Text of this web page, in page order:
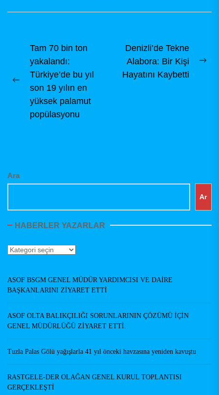
dernek binasında,
Yazı
gezinmesi
Previous
post:
Tam 70 bin ton
yakalandı:
Türkiye’de bu yıl
son 19 yılın en
yüksek palamut
popülasyonu
Denizli’de Tekne
Alabora: Bir Kişi
Hayatını Kaybetti
Ara
Ar
HABERLER YAZARLAR
Haberler
ASOF BSGM GENEL MÜDÜR YARDIMCISI VE DAİRE
BAŞKANLARINI ZİYARET ETTİ
ASOF OLTA BALIKÇILIĞI SORUNLARININ ÇÖZÜMÜ İÇİN
GENEL MÜDÜRLÜĞÜ ZİYARET ETTİ.
Tuzla Palas Gölü yağışlarla 41 yıl önceki havzasına yeniden kavuştu
RASTGELE-DER OLAĞAN GENEL KURUL TOPLANTISI
GERÇEKLEŞTİ